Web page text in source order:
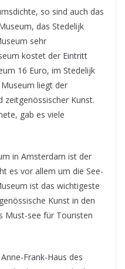
so sind auch das
das Stedelijk
sehr
kostet der Eintritt
16 Euro, im Stedelijk
liegt der
zeitgenössischer Kunst.
gab es viele
in Amsterdam ist der
es vor allem um die See-
ist das wichtigeste
Kunst in den
Must-see für Touristen
Frank-Haus des